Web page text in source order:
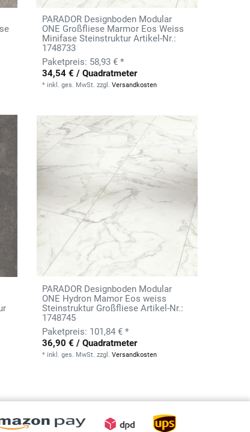
PARADOR Designboden Modular
ONE Großfliese Marmor Eos Weiss
Minifase Steinstruktur Artikel-Nr.:
1748733
58,93 € *
34,54 € / Quadratmeter
* inkl. ges. MwSt. zzgl.Versandkosten
PARADOR Designboden Modular
ONE Hydron Mamor Eos weiss
Steinstruktur Großfliese Artikel-Nr.:
1748745
101,84 € *
36,90 € / Quadratmeter
* inkl. ges. MwSt. zzgl.Versandkosten